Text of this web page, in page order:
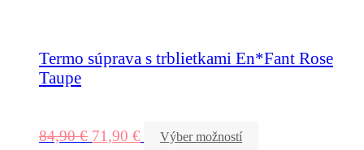
Termo súprava s trblietkami En*Fant Rose
Taupe
84,90€ 71,90 € Výber možností